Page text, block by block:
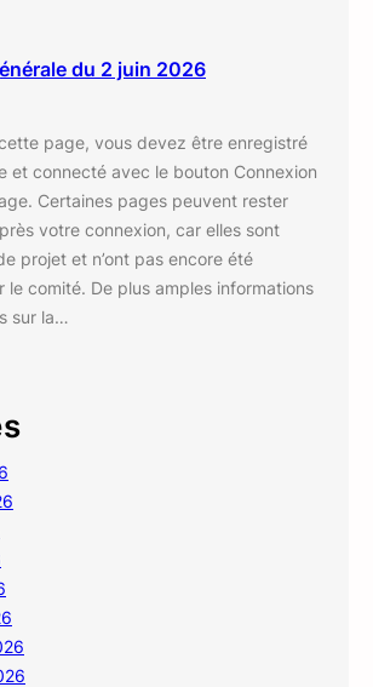
du 2 juin 2026
page, vous devez être enregistré
et connecté avec le bouton Connexion
Certaines pages peuvent rester
votre connexion, car elles sont
projet et n’ont pas encore été
le comité. De plus amples informations
sur la…